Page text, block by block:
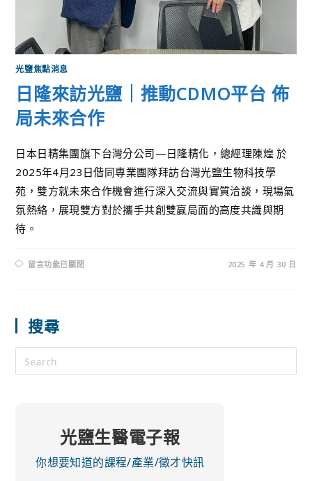
光鹽焦點消息
日隆來訪光鹽｜推動CDMO平台 佈
局未來合作
日本日精集團旗下台灣分公司—日隆精化，總經理陳煌 於
2025年4月23日偕同專業團隊拜訪台灣光鹽生物科技學
苑，雙方就未來合作機會進行深入交流與實質洽談，現場氣
氛熱絡，展現雙方對於攜手共創雙贏局面的高度共識與期
待。
留言功能已關閉 2025 年 4 月 30 日
搜尋
光鹽生醫電子報
你想要知道的課程/產業/徵才快訊